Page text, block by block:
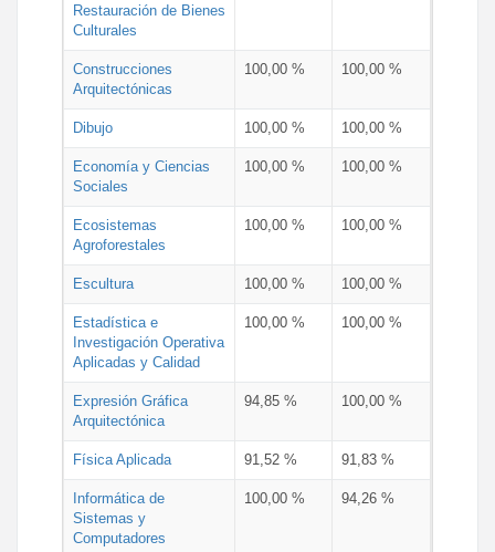
Restauración de Bienes
Culturales
Construcciones
Arquitectónicas
100,00 % 100,00 %
Dibujo 100,00 % 100,00 %
Economía y Ciencias
Sociales
100,00 % 100,00 %
Ecosistemas
Agroforestales
100,00 % 100,00 %
Escultura 100,00 % 100,00 %
Estadística e
Investigación Operativa
Aplicadas y Calidad
100,00 % 100,00 %
Expresión Gráfica
Arquitectónica
94,85 % 100,00 %
Física Aplicada 91,52 % 91,83 %
Informática de
Sistemas y
Computadores
100,00 % 94,26 %